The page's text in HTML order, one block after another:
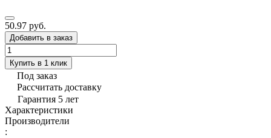
50.97 руб.
Добавить в заказ
Купить в 1 клик
Под заказ
Рассчитать доставку
Гарантия 5 лет
Характеристики
Производители
: